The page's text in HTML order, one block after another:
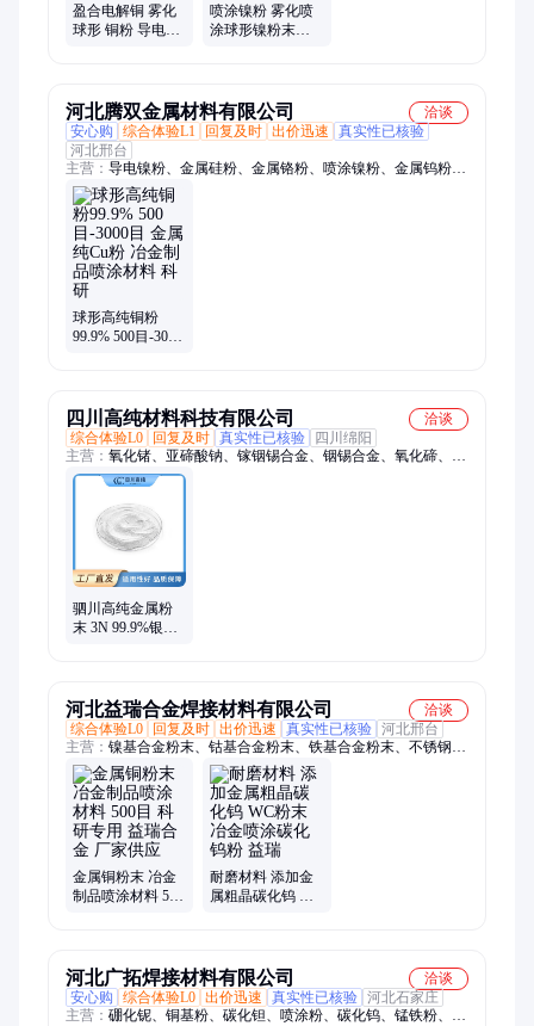
盈合电解铜 雾化
球形 铜粉 导电片
喷涂镍粉 雾化喷
涂球形镍粉末
河北腾双金属材料有限公司
洽谈
安心购
综合体验L1 回复及时 出价迅速
真实性已核验
河北邢台
主营： 导电镍粉、金属硅粉、金属铬粉、喷涂镍粉、金属钨粉、
金属锰粉、球形铁粉、球形镍粉、稀有硒粉
球形高纯铜粉
99.9% 500目-3000
四川高纯材料科技有限公司
洽谈
综合体验L0
回复及时 真实性已核验
四川绵阳
主营： 氧化锗、亚碲酸钠、镓铟锡合金、铟锡合金、氧化碲、氧
化铋、氧化镓、氧化铟、液态合金、低熔合金、亚碲酸钾
驷川高纯金属粉
末 3N 99.9%银粉
河北益瑞合金焊接材料有限公司
洽谈
综合体验L0
回复及时 出价迅速 真实性已核验 河北邢台
主营： 镍基合金粉末、钴基合金粉末、铁基合金粉末、不锈钢喷
涂粉末、铝基喷涂合金粉末、激光合金粉末、等离子陶瓷合金粉
末、铜基合金粉末、铜铝合金粉末、纯钨粉末、纯钴粉末、纯镍
粉末、纯铜粉末、纯锡粉末、不锈钢粉末、焊条
金属铜粉末 冶金
制品喷涂材料 500
耐磨材料 添加金
属粗晶碳化钨 WC
河北广拓焊接材料有限公司
洽谈
安心购
综合体验L0 出价迅速 真实性已核验 河北石家庄
主营： 硼化铌、铜基粉、碳化钽、喷涂粉、碳化钨、锰铁粉、催